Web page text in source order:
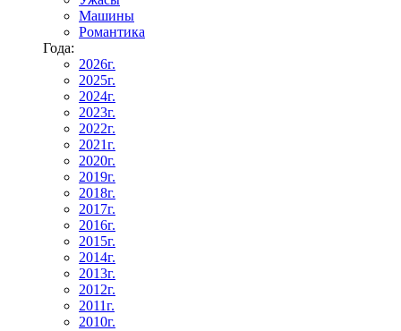
Машины
Романтика
Года:
2026г.
2025г.
2024г.
2023г.
2022г.
2021г.
2020г.
2019г.
2018г.
2017г.
2016г.
2015г.
2014г.
2013г.
2012г.
2011г.
2010г.